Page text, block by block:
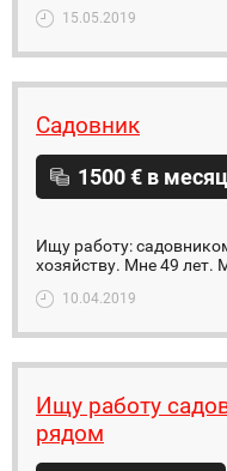
15.05.2019
Садовник
1500 € в месяц
Ищу работу:
хозяйству. Мне 49 лет.
10.04.2019
Ищу работу
рядом